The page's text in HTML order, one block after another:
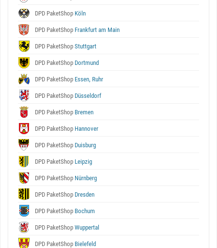
DPD PaketShop Köln
DPD PaketShop Frankfurt am Main
DPD PaketShop Stuttgart
DPD PaketShop Dortmund
DPD PaketShop Essen, Ruhr
DPD PaketShop Düsseldorf
DPD PaketShop Bremen
DPD PaketShop Hannover
DPD PaketShop Duisburg
DPD PaketShop Leipzig
DPD PaketShop Nürnberg
DPD PaketShop Dresden
DPD PaketShop Bochum
DPD PaketShop Wuppertal
DPD PaketShop Bielefeld